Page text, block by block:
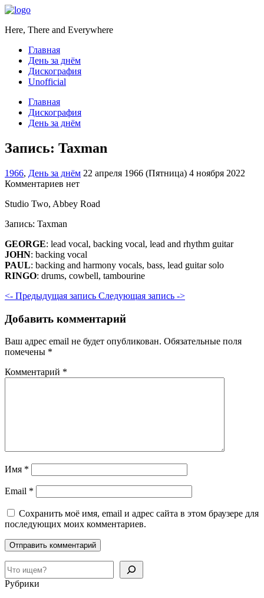
Here, There and Everywhere
Главная
День за днём
Дискография
Unofficial
Главная
Дискография
День за днём
Запись: Taxman
1966, День за днём 22 апреля 1966 (Пятница) 4 ноября 2022
Комментариев нет
Studio Two, Abbey Road
Запись: Taxman
GEORGE: lead vocal, backing vocal, lead and rhythm guitar
JOHN: backing vocal
PAUL: backing and harmony vocals, bass, lead guitar solo
RINGO: drums, cowbell, tambourine
<- Предыдущая запись Следующая запись ->
Добавить комментарий
Ваш адрес email не будет опубликован. Обязательные поля
помечены *
Комментарий *
Имя *
Email *
Сохранить моё имя, email и адрес сайта в этом браузере для
последующих моих комментариев.
Поиск
Рубрики